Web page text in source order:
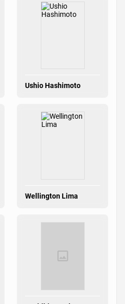
Ushio Hashimoto
Wellington Lima